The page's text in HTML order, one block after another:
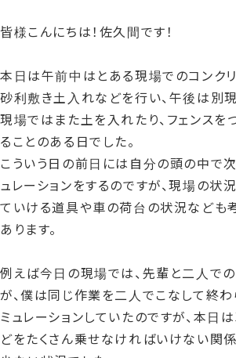
新
:
皆様こんにちは！佐久間です！
本日は午前中はとある現場でのコンク
砂利敷き土入れなどを行い、午後は別
現場ではまた土を入れたり、フェンス
ることのある日でした。
こういう日の前日には自分の頭の中で
ュレーションをするのですが、現場の状
ていける道具や車の荷台の状況なども
あります。
例えば今日の現場では、先輩と二人で
が、僕は同じ作業を二人でこなして終わ
ミュレーションしていたのですが、本日
どをたくさん乗せなければいけない関